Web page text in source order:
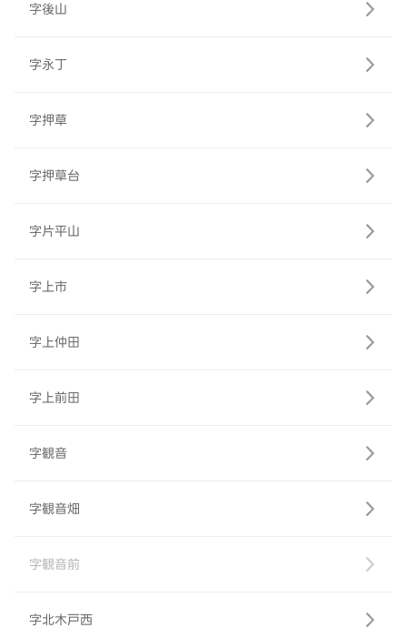
字後山
字永丁
字押草
字押草台
字片平山
字上市
字上仲田
字上前田
字観音
字観音畑
字観音前
字北木戸西